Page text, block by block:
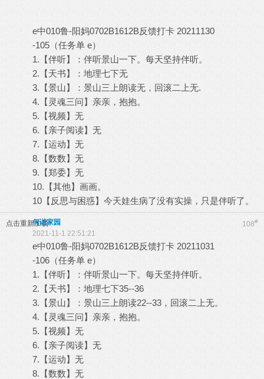
e中010鲁-阳妈0702B1612B反馈打卡 20211130
-105（任务单 e）
1.【伴听】：伴听景山一下。每天坚持伴听。
2.【天书】：地理七下无
3.【景山】：景山三上朗读无，回滚二上无.
4.【灵魂三问】亲亲，抱抱。
5.【视频】无
6.【亲子阅读】无
7.【运动】无
8.【数数】无
9.【郑委】无
10.【其他】画画。
10【反思与困惑】今天娃生病了没有实操，只是伴听了。
点击重新加载 108#
何谐家园
2021-11-1 22:51:21
e中010鲁-阳妈0702B1612B反馈打卡 20211031
-106（任务单 e）
1.【伴听】：伴听景山一下。每天坚持伴听。
2.【天书】：地理七下35--36
3.【景山】：景山三上朗读22--33，回滚二上无。
4.【灵魂三问】亲亲，抱抱。
5.【视频】无
6.【亲子阅读】无
7.【运动】无
8.【数数】无